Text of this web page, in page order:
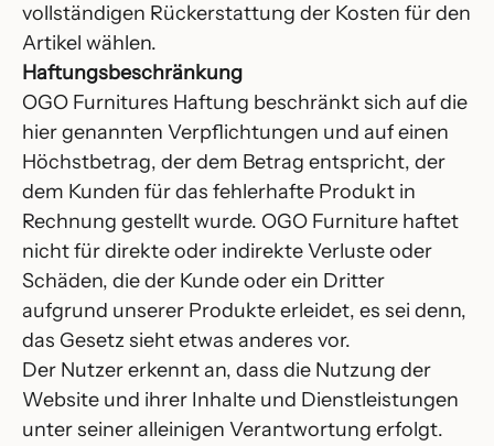
vollständigen Rückerstattung der Kosten für den
Artikel wählen.
Haftungsbeschränkung
OGO Furnitures Haftung beschränkt sich auf die
hier genannten Verpflichtungen und auf einen
Höchstbetrag, der dem Betrag entspricht, der
dem Kunden für das fehlerhafte Produkt in
Rechnung gestellt wurde. OGO Furniture haftet
nicht für direkte oder indirekte Verluste oder
Schäden, die der Kunde oder ein Dritter
aufgrund unserer Produkte erleidet, es sei denn,
das Gesetz sieht etwas anderes vor.
Der Nutzer erkennt an, dass die Nutzung der
Website und ihrer Inhalte und Dienstleistungen
unter seiner alleinigen Verantwortung erfolgt.